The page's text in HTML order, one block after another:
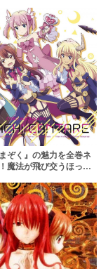
ぞく』の魅力を全巻ネ
魔法が飛び交うほっこ